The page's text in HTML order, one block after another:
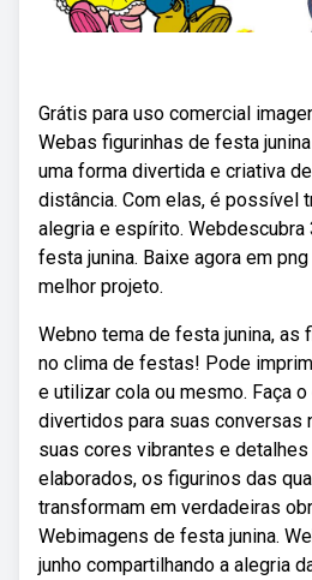
Grátis para uso comercial
Webas figurinhas de festa
uma forma divertida e criativa
distância. Com elas, é possível
alegria e espírito. Webdescubra
festa junina. Baixe agora em
melhor projeto.
Webno tema de festa junina, as
no clima de festas! Pode
e utilizar cola ou mesmo. Faça
divertidos para suas conversas
suas cores vibrantes e
elaborados, os figurinos das
transformam em verdadeiras
Webimagens de festa junina.
junho compartilhando a alegria